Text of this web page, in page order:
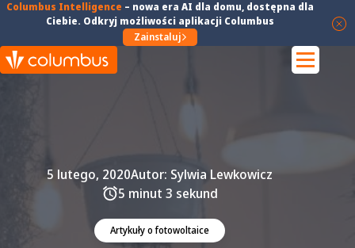
Columbus Intelligence – nowa era AI dla domu, dostępna dla
Ciebie. Odkryj możliwości aplikacji Columbus
Zainstaluj
Artykuły o fotowoltaice
5 lutego, 2020Autor: Sylwia Lewkowicz
5 minut 3 sekund